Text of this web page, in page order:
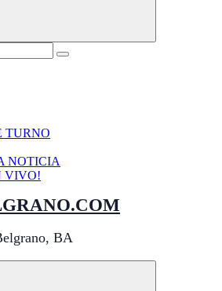
TURNO
NOTICIA
VIVO!
BA